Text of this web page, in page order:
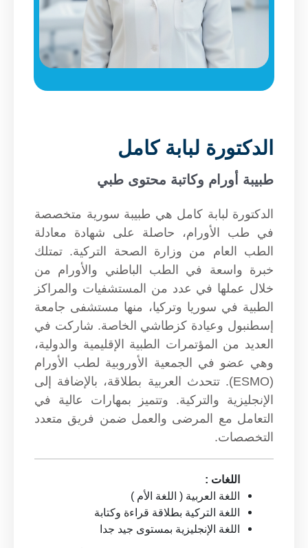
الدكتورة لبابة كامل
طبيبة أورام وكاتبة محتوى طبي
الدكتورة لبابة كامل هي طبيبة سورية متخصصة
في طب الأورام، حاصلة على شهادة معادلة
الطب العام من وزارة الصحة التركية. تمتلك
خبرة واسعة في الطب الباطني والأورام من
خلال عملها في عدد من المستشفيات والمراكز
الطبية في سوريا وتركيا، منها مستشفى جامعة
إسطنبول وعيادة كزطاشي الخاصة. شاركت في
العديد من المؤتمرات الطبية الإقليمية والدولية،
وهي عضو في الجمعية الأوروبية لطب الأورام
(ESMO). تتحدث العربية بطلاقة، بالإضافة إلى
الإنجليزية والتركية. وتتميز بمهارات عالية في
التعامل مع المرضى والعمل ضمن فريق متعدد
التخصصات.
اللغات :
اللغة العربية ( اللغة الأم )
اللغة التركية بطلاقة قراءة وكتابة
اللغة الإنجليزية بمستوى جيد جدا